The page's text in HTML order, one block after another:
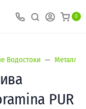
0
Водостоки Металл
PUR